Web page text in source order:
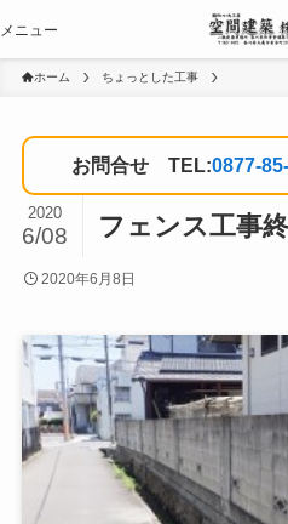
ホーム ちょっとした工事
お問合せ TEL:0877-
フェンス工事
2020
6/08
2020年6月8日